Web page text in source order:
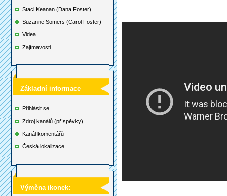
Staci Keanan (Dana Foster)
Suzanne Somers (Carol Foster)
Videa
Zajímavosti
Základní informace
Přihlásit se
Zdroj kanálů (příspěvky)
Kanál komentářů
Česká lokalizace
Výměna ikonek: